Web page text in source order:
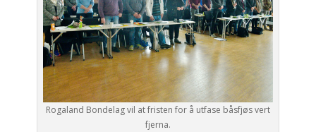
Rogaland Bondelag vil at fristen for å utfase båsfjøs vert
fjerna.